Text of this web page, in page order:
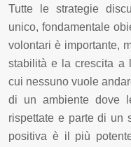
Tutte le strategie
unico, fondamentale
volontari è importante,
stabilità e la crescita a
cui nessuno vuole
di un ambiente dove
rispettate e parte di un
positiva è il più